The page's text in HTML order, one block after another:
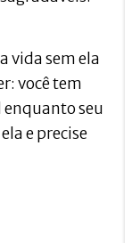
vida sem ela
você tem
seu
e precise